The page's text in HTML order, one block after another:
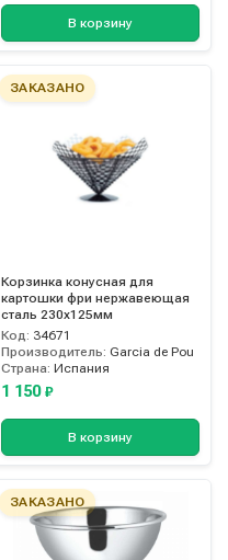
В корзину
ЗАКАЗАНО
Корзинка конусная для
картошки фри нержавеющая
сталь 230х125мм
Код: 34671
Производитель: Garcia de Pou
Страна: Испания
1 150 ₽
В корзину
ЗАКАЗАНО